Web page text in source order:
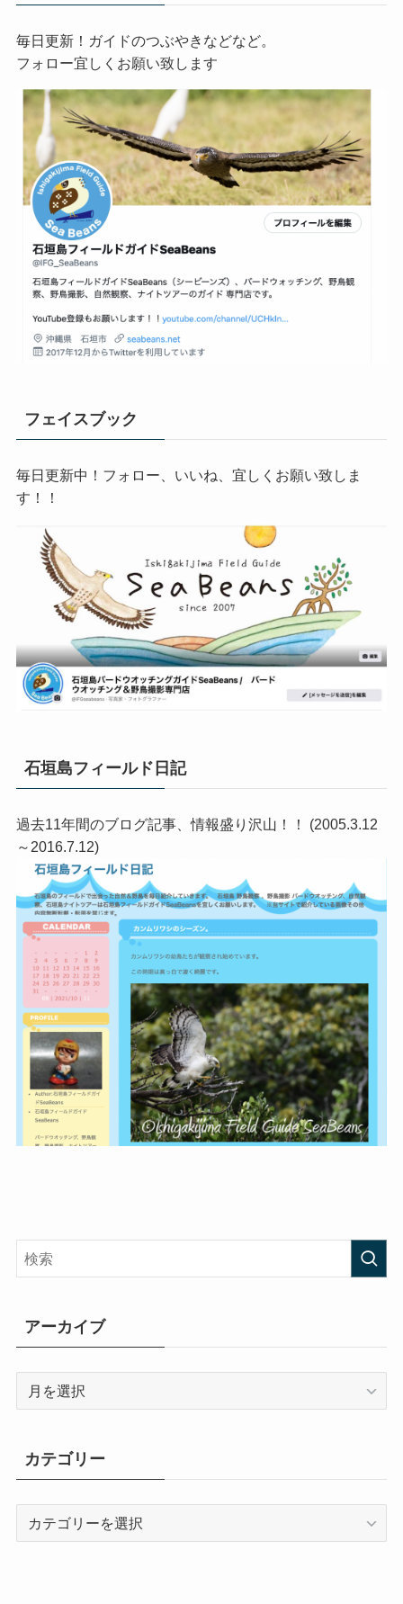
毎日更新！ガイドのつぶやきなどなど。
フォロー宜しくお願い致します
フェイスブック
毎日更新中！フォロー、いいね、宜しくお願い致しま
す！！
石垣島フィールド日記
過去11年間のブログ記事、情報盛り沢山！！ (2005.3.12
～2016.7.12)
アーカイブ
ブ
カテゴリー